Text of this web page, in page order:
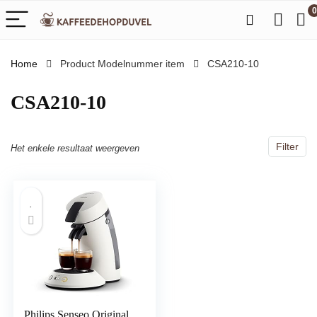
0
Home Product Modelnummer item ‎CSA210-10
‎CSA210-10
Filter
Het enkele resultaat weergeven
Philips Senseo Original